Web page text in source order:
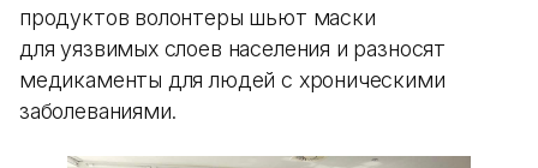
продуктов волонтеры шьют маски
для уязвимых слоев населения и разносят
медикаменты для людей с хроническими
заболеваниями.